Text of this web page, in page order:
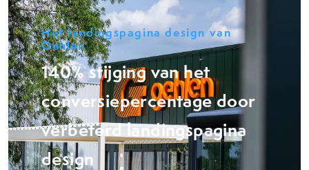
Het landingspagina design van
Gehlen
140% stijging van het
conversiepercentage door
verbeterd landingspagina
design